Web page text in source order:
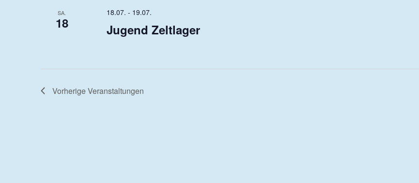
SA.
18 Jugend Zeltlager
18.07. - 19.07.
VorherigeVeranstaltungen